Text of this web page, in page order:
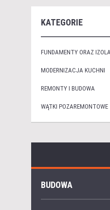
KATEGORIE
FUNDAMENTY ORAZ
MODERNIZACJA KUCHNI
REMONTY I BUDOWA
WĄTKI POZAREMONTOWE
BUDOWA